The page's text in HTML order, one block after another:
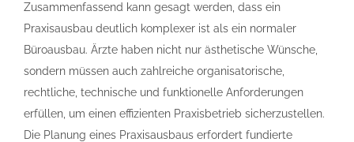
Zusammenfassend kann gesagt werden, dass ein
Praxisausbau deutlich komplexer ist als ein normaler
Büroausbau. Ärzte haben nicht nur ästhetische Wünsche,
sondern müssen auch zahlreiche organisatorische,
rechtliche, technische und funktionelle Anforderungen
erfüllen, um einen effizienten Praxisbetrieb sicherzustellen.
Die Planung eines Praxisausbaus erfordert fundierte